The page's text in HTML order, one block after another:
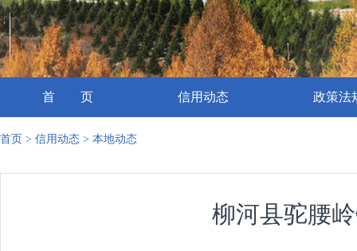
首 页 信用动态 政策法
首页 > 信用动态 > 本地动态
柳河县驼腰